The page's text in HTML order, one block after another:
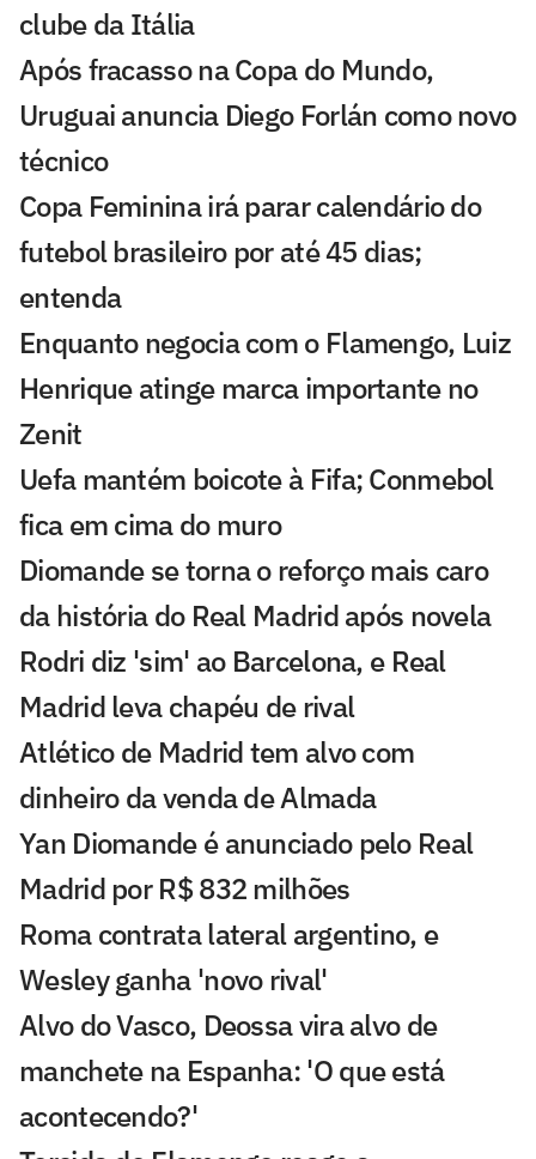
clube da Itália
Após fracasso na Copa do Mundo,
Uruguai anuncia Diego Forlán como novo
técnico
Copa Feminina irá parar calendário do
futebol brasileiro por até 45 dias;
entenda
Enquanto negocia com o Flamengo, Luiz
Henrique atinge marca importante no
Zenit
Uefa mantém boicote à Fifa; Conmebol
fica em cima do muro
Diomande se torna o reforço mais caro
da história do Real Madrid após novela
Rodri diz 'sim' ao Barcelona, e Real
Madrid leva chapéu de rival
Atlético de Madrid tem alvo com
dinheiro da venda de Almada
Yan Diomande é anunciado pelo Real
Madrid por R$ 832 milhões
Roma contrata lateral argentino, e
Wesley ganha 'novo rival'
Alvo do Vasco, Deossa vira alvo de
manchete na Espanha: 'O que está
acontecendo?'